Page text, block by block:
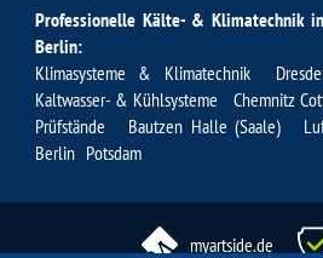
Professionelle Kälte- & Klimatechnik
Berlin:
Klimasysteme & Klimatechnik
Kaltwasser- & Kühlsysteme Chemnitz
Prüfstände Bautzen Halle (Saale)
Berlin Potsdam
myartside.de